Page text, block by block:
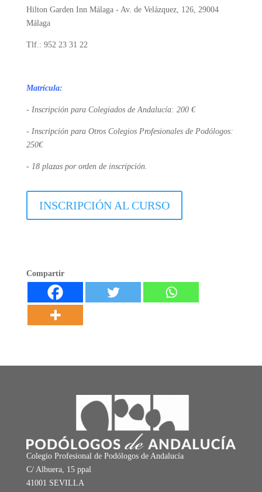
Hilton Garden Inn Málaga - Av. de Velázquez, 126, 29004
Málaga
Tlf.: 952 23 31 22
Matrícula:
- Inscripción para Colegiados de Andalucía: 200 €
- Inscripción para Otros Colegios Profesionales de Podólogos:
250€
- 18 plazas por orden de inscripción.
INSCRIPCIÓN AL CURSO
Compartir
Colegio Profesional de Podólogos de Andalucía
C/ Albuera, 15 ppal
41001 SEVILLA